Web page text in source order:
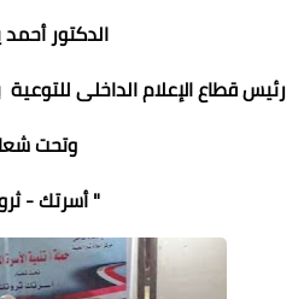
الدكتور
رئيس قطاع الإعلام الداخلى
وتحت
" أسرتك -